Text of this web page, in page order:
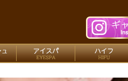
ネイル アイラッシュ